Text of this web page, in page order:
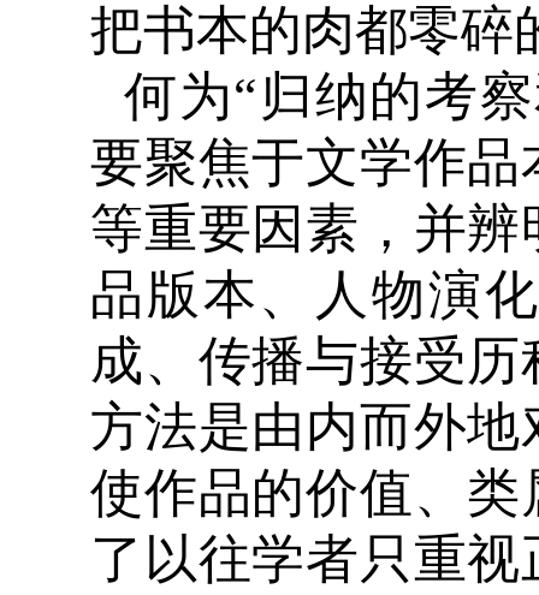
把书本的肉都零碎
何为“归纳的考
要聚焦于文学作
等重要因素，并
品版本、人物演
成、传播与接受
方法是由内而外
使作品的价值、
了以往学者只重